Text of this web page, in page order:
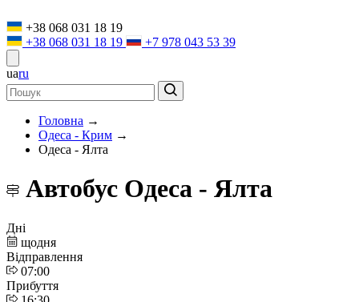
+38 068 031 18 19
+38 068 031 18 19
+7 978 043 53 39
uaru
Головна →
Одеса - Крим →
Одеса - Ялта
Автобус Одеса - Ялта
Дні
щодня
Відправлення
07:00
Прибуття